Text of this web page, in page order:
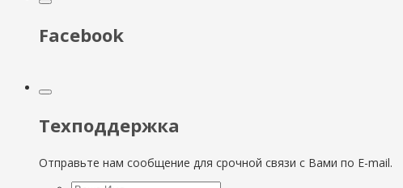
Facebook
Техподдержка
Отправьте нам сообщение для срочной связи с Вами по E-mail.